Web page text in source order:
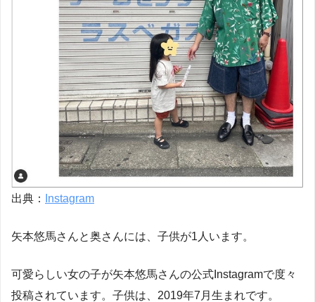
出典： Instagram
矢本悠馬さんと奥さんには、子供が1人います。
可愛らしい女の子が矢本悠馬さんの公式Instagramで度々
投稿されています。子供は、2019年7月生まれです。